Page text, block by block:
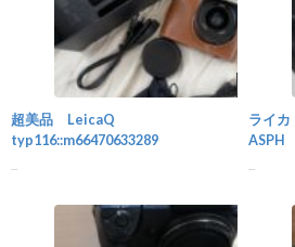
超美品 LeicaQ
typ116::m66470633289
ライ
ASPH